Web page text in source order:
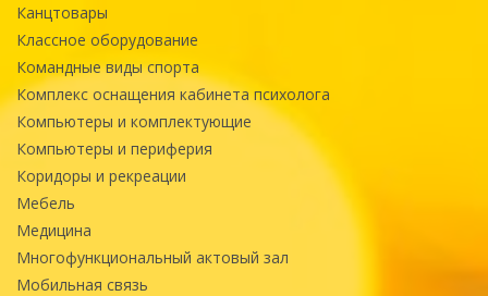
Канцтовары
Классное оборудование
Командные виды спорта
Комплекс оснащения кабинета психолога
Компьютеры и комплектующие
Компьютеры и периферия
Коридоры и рекреации
Мебель
Медицина
Многофункциональный актовый зал
Мобильная связь